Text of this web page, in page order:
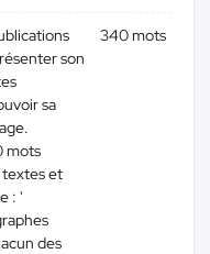
son
sa
mots
textes et
: '
des
340 mots